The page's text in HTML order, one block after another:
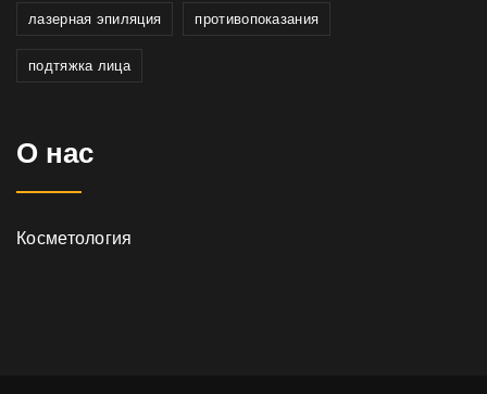
лазерная эпиляция противопоказания
подтяжка лица
О нас
Косметология